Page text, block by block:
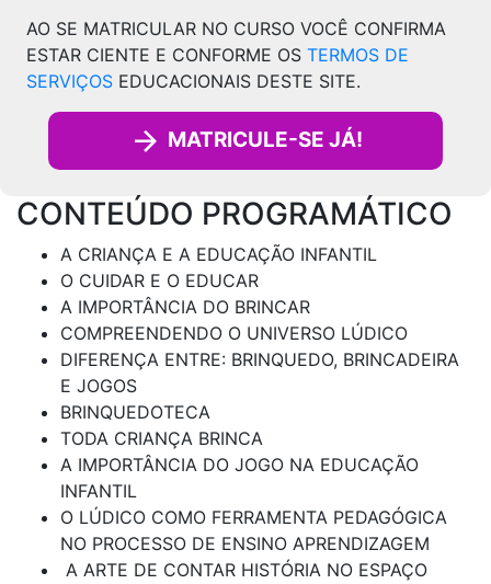
AO SE MATRICULAR NO CURSO VOCÊ CONFIRMA
ESTAR CIENTE E CONFORME OS TERMOS DE
SERVIÇOS EDUCACIONAIS DESTE SITE.
MATRICULE-SE JÁ!
CONTEÚDO PROGRAMÁTICO
A CRIANÇA E A EDUCAÇÃO INFANTIL
O CUIDAR E O EDUCAR
A IMPORTÂNCIA DO BRINCAR
COMPREENDENDO O UNIVERSO LÚDICO
DIFERENÇA ENTRE: BRINQUEDO, BRINCADEIRA
E JOGOS
BRINQUEDOTECA
TODA CRIANÇA BRINCA
A IMPORTÂNCIA DO JOGO NA EDUCAÇÃO
INFANTIL
O LÚDICO COMO FERRAMENTA PEDAGÓGICA
NO PROCESSO DE ENSINO APRENDIZAGEM
A ARTE DE CONTAR HISTÓRIA NO ESPAÇO